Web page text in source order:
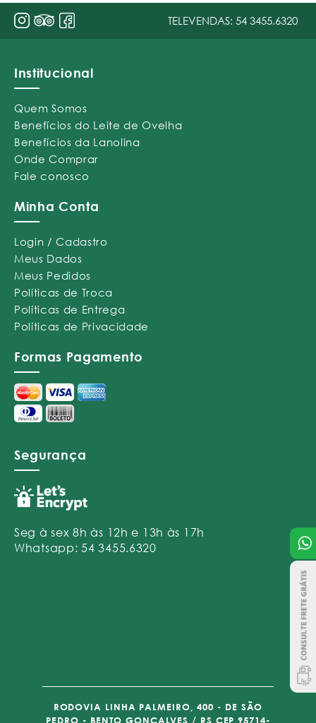
TELEVENDAS: 54 3455.6320
Institucional
Quem Somos
Benefícios do Leite de Ovelha
Benefícios da Lanolina
Onde Comprar
Fale conosco
Minha Conta
Login / Cadastro
Meus Dados
Meus Pedidos
Políticas de Troca
Políticas de Entrega
Políticas de Privacidade
Formas Pagamento
Segurança
Seg à sex 8h às 12h e 13h às 17h
Whatsapp: 54 3455.6320
RODOVIA LINHA PALMEIRO, 400 - DE SÃO
PEDRO - BENTO GONÇALVES / RS CEP 95714-